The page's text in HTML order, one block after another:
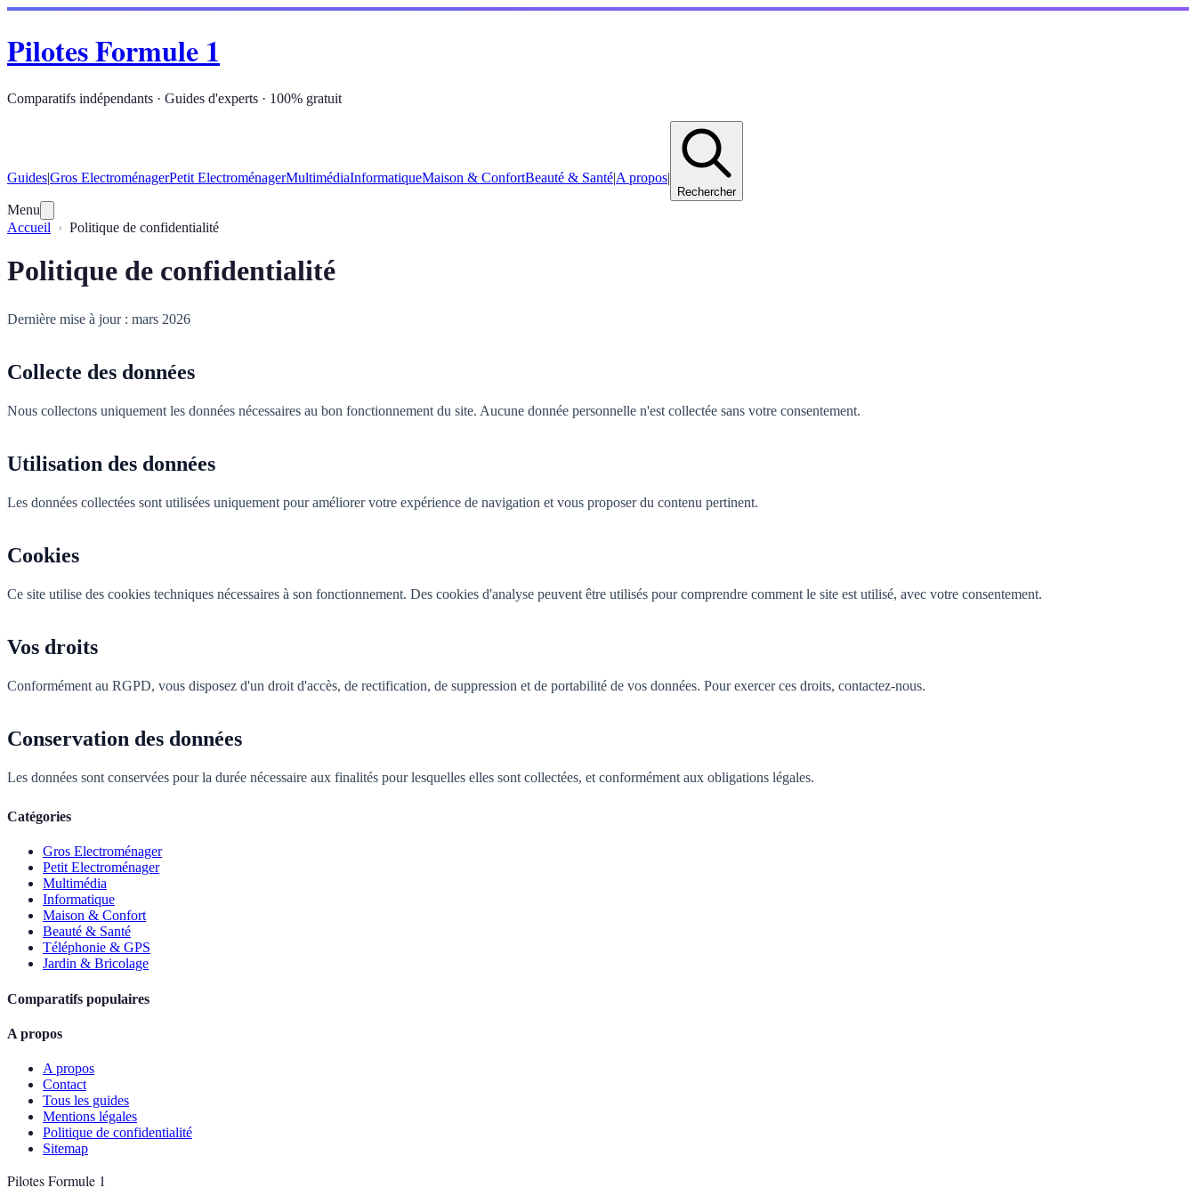
Pilotes Formule 1
Comparatifs indépendants · Guides d'experts · 100% gratuit
Guides|Gros ElectroménagerPetit ElectroménagerMultimédiaInformatiqueMaison & ConfortBeauté & Santé|A propos|
Rechercher
Menu
Accueil
Politique de confidentialité
Politique de confidentialité
Dernière mise à jour : mars 2026
Collecte des données
Nous collectons uniquement les données nécessaires au bon fonctionnement du site. Aucune donnée personnelle n'est collectée sans votre consentement.
Utilisation des données
Les données collectées sont utilisées uniquement pour améliorer votre expérience de navigation et vous proposer du contenu pertinent.
Cookies
Ce site utilise des cookies techniques nécessaires à son fonctionnement. Des cookies d'analyse peuvent être utilisés pour comprendre comment le site est utilisé, avec votre consentement.
Vos droits
Conformément au RGPD, vous disposez d'un droit d'accès, de rectification, de suppression et de portabilité de vos données. Pour exercer ces droits, contactez-nous.
Conservation des données
Les données sont conservées pour la durée nécessaire aux finalités pour lesquelles elles sont collectées, et conformément aux obligations légales.
Catégories
Gros Electroménager
Petit Electroménager
Multimédia
Informatique
Maison & Confort
Beauté & Santé
Téléphonie & GPS
Jardin & Bricolage
Comparatifs populaires
A propos
A propos
Contact
Tous les guides
Mentions légales
Politique de confidentialité
Sitemap
Pilotes Formule 1